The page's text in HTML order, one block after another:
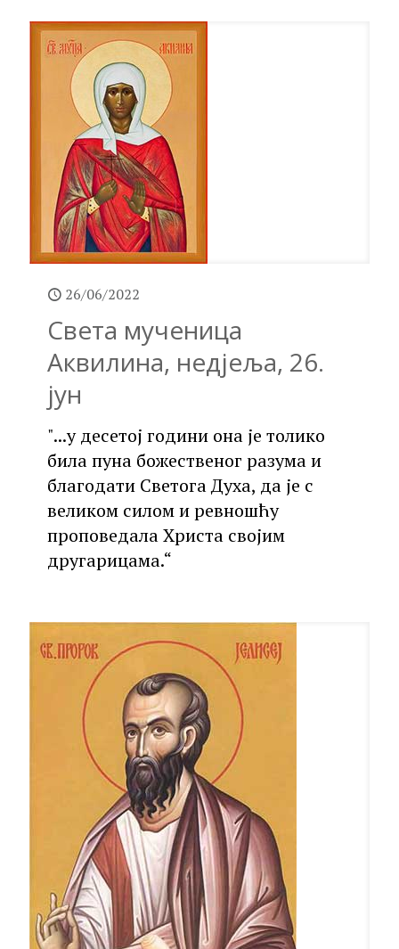
26/06/2022
Света мученица
Аквилина, недјеља, 26.
јун
"...у десетој години она је толико
била пуна божественог разума и
благодати Светога Духа, да је с
великом силом и ревношћу
проповедала Христа својим
другарицама.“